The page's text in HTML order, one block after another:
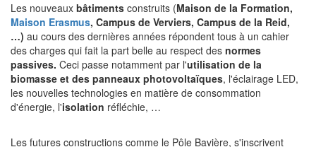
Les nouveaux bâtiments construits (Maison de la Formation,
Maison Erasmus, Campus de Verviers, Campus de la Reid,
…) au cours des dernières années répondent tous à un cahier
des charges qui fait la part belle au respect des normes
passives. Ceci passe notamment par l'utilisation de la
biomasse et des panneaux photovoltaïques, l'éclairage LED,
les nouvelles technologies en matière de consommation
d'énergie, l'isolation réfléchie, …
Les futures constructions comme le Pôle Bavière, s'inscrivent